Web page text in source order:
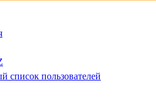
список пользователей